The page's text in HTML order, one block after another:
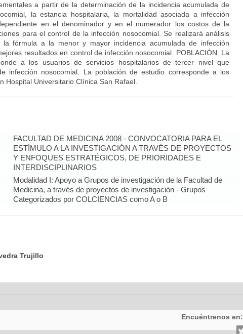
a partir de la determinación de la incidencia acumulada de
la estancia hospitalaria, la mortalidad asociada a infección
en el denominador y en el numerador los costos de la
para el control de la infección nosocomial. Se realizará análisis
la fórmula a la menor y mayor incidencia acumulada de infección
resultados en control de infección nosocomial. POBLACIÓN. La
a los usuarios de servicios hospitalarios de tercer nivel que
infección nosocomial. La población de estudio corresponde a los
Hospital Universitario Clínica San Rafael.
FACULTAD DE MEDICINA 2008 - CONVOCATORIA PARA EL
ESTÍMULO A LA INVESTIGACIÓN A TRAVÉS DE PROYECTOS
Y ENFOQUES ESTRATÉGICOS, DE PRIORIDADES E
INTERDISCIPLINARIOS
Modalidad I: Apoyo a Grupos de investigación de la Facultad de
Medicina, a través de proyectos de investigación - Grupos
Categorizados por COLCIENCIAS como A o B
Trujillo
Encuéntrenos en: